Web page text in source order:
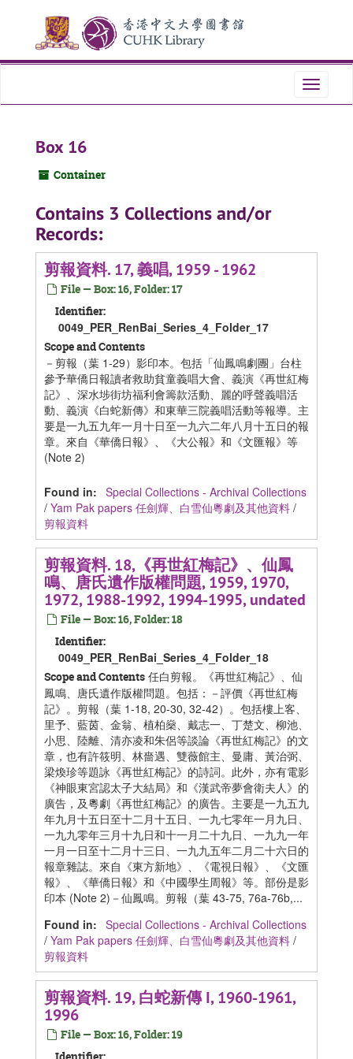
content
Toggle
Box 16
Container
Contains 3 Collections and/or
Records:
剪報資料. 17, 義唱, 1959 - 1962
File — Box: 16, Folder: 17
Identifier:
0049_PER_RenBai_Series_4_Folder_17
Scope and Contents
－剪報（葉 1-29）影印本。包括「仙鳳鳴劇團」台柱
參予華僑日報讀者救助貧童義唱大會、義演《再世紅梅
記》、深水埗街坊福利會籌款活動、麗的呼聲義唱活
動、義演《白蛇新傳》和東華三院義唱活動等報導。主
要是一九五九年一月十日至一九六二年八月十五日的報
章。來自《華僑日報》、《大公報》和《文匯報》等
(Note 2)
Found in: Special Collections - Archival Collections
/ Yam Pak papers 任劍輝、白雪仙粵劇及其他資料 /
剪報資料
剪報資料. 18,《再世紅梅記》、仙鳳
鳴、唐氏遺作版權問題, 1959, 1970,
1972, 1988-1992, 1994-1995, undated
File — Box: 16, Folder: 18
Identifier:
0049_PER_RenBai_Series_4_Folder_18
Scope and Contents 任白剪報。《再世紅梅記》、仙
鳳鳴、唐氏遺作版權問題。包括：－評價《再世紅梅
記》。剪報（葉 1-18, 20-30, 32-42）。包括樓上客、
里予、藍茵、金翁、植柏燊、戴志一、丁楚文、柳池、
小思、陸離、清亦凌和朱侶等談論《再世紅梅記》的文
章，也有許筱明、林嗇遇、雙薇館主、曼庸、黃治弼、
梁煥珍等題詠《再世紅梅記》的詩詞。此外，亦有電影
《神眼東宮認太子大結局》和《漢武帝夢會衛夫人》的
廣告，及粵劇《再世紅梅記》的廣告。主要是一九五九
年九月十五日至十二月十五日、一九七零年一月九日、
一九九零年三月十九日和十一月二十九日、一九九一年
一月一日至十二月十三日、一九九五年二月二十六日的
報章雜誌。來自《東方新地》、《電視日報》、《文匯
報》、《華僑日報》和《中國學生周報》等。部份是影
印本 (Note 2)－仙鳳鳴。剪報（葉 43-75, 76a-76b,...
Found in: Special Collections - Archival Collections
/ Yam Pak papers 任劍輝、白雪仙粵劇及其他資料 /
剪報資料
剪報資料. 19, 白蛇新傳 I, 1960-1961,
1996
File — Box: 16, Folder: 19